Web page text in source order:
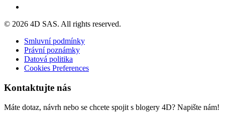
© 2026 4D SAS. All rights reserved.
Smluvní podmínky
Právní poznámky
Datová politika
Cookies Preferences
Kontaktujte nás
Máte dotaz, návrh nebo se chcete spojit s blogery 4D? Napište nám!